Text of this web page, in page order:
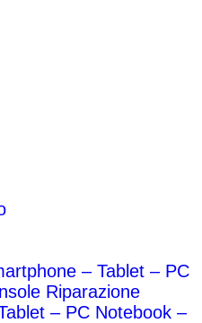
– Tablet – PC
Riparazione
– PC Notebook –